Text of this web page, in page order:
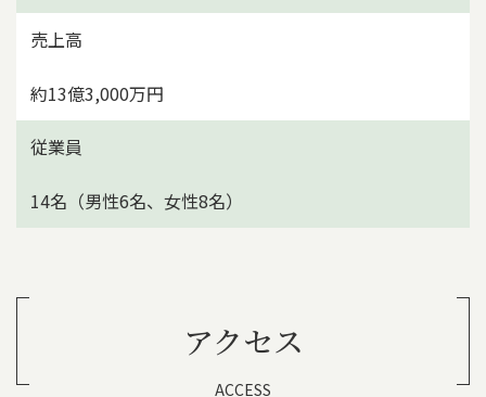
売上高
約13億3,000万円
従業員
14名（男性6名、女性8名）
アクセス
ACCESS